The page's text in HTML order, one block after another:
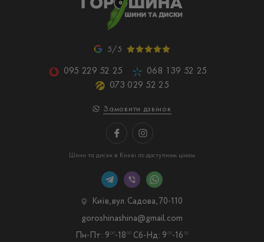
5/5
095 229 52 25
068 139 52 25
073 029 52 25
Замовити дзвінок
Шини та диски в Києві по доступним цінам
Київ, вул. Садова, 70-110
Пн-Пт: 9 00-18 00 Сб-Нд: 9 00-16 00
goroshinashina@gmail.com